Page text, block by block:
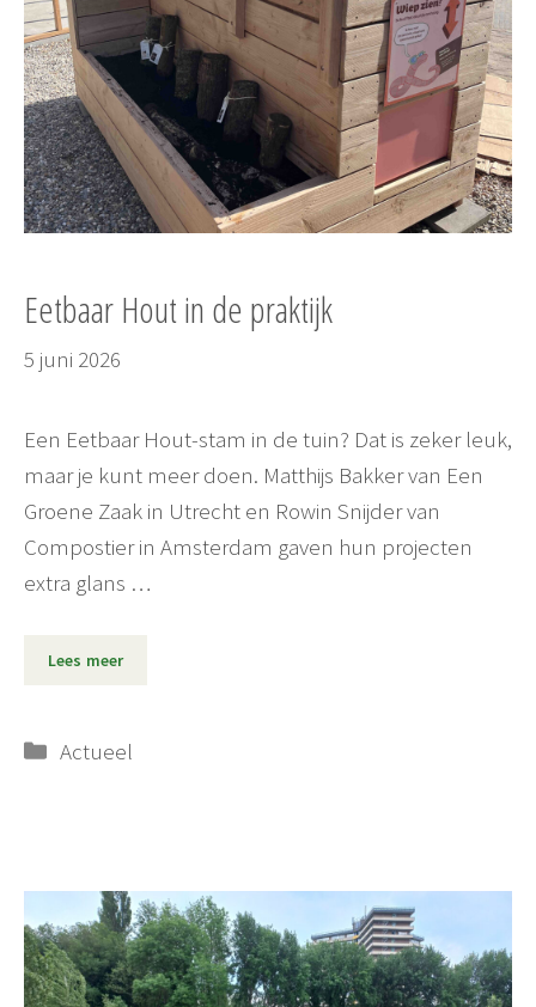
Eetbaar Hout in de praktijk
5 juni 2026
Een Eetbaar Hout-stam in de tuin? Dat is zeker leuk,
maar je kunt meer doen. Matthijs Bakker van Een
Groene Zaak in Utrecht en Rowin Snijder van
Compostier in Amsterdam gaven hun projecten
extra glans …
Lees meer
Categorieën
Actueel